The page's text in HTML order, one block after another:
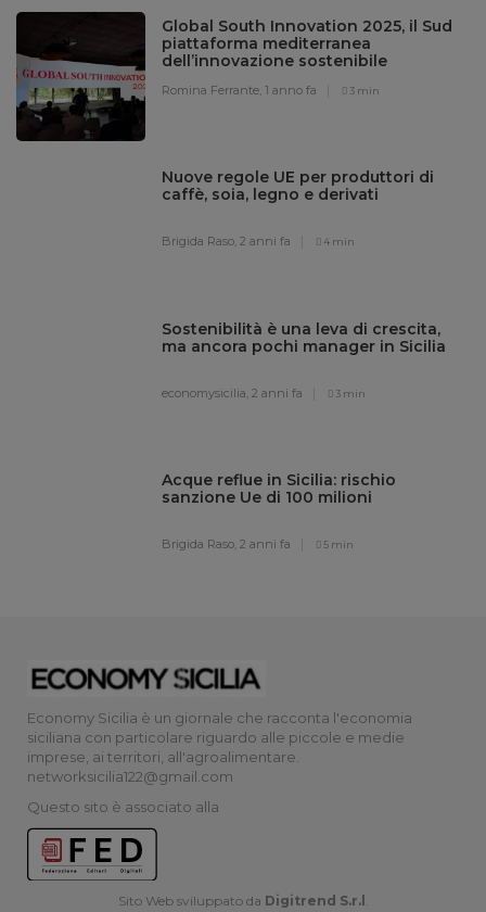
Global South Innovation 2025, il Sud
piattaforma mediterranea
dell’innovazione sostenibile
Romina Ferrante,1 anno fa 3 min
Nuove regole UE per produttori di
caffè, soia, legno e derivati
Brigida Raso,2 anni fa 4 min
Sostenibilità è una leva di crescita,
ma ancora pochi manager in Sicilia
economysicilia,2 anni fa 3 min
Acque reflue in Sicilia: rischio
sanzione Ue di 100 milioni
Brigida Raso,2 anni fa 5 min
Economy Sicilia è un giornale che racconta l'economia
siciliana con particolare riguardo alle piccole e medie
imprese, ai territori, all'agroalimentare.
networksicilia122@gmail.com
Questo sito è associato alla
Sito Web sviluppato da Digitrend S.r.l .